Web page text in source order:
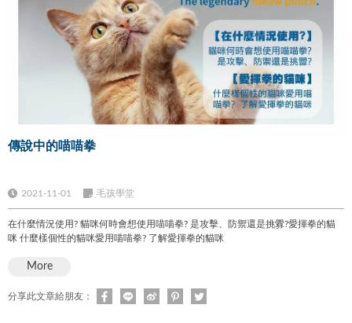
傳說中的喵喵拳
2021-11-01 毛孩學堂
在什麼情況使用? 貓咪何時會想使用喵喵拳? 是攻擊、防禦還是挑釁?愛揮拳的貓
咪 什麼樣個性的貓咪愛用喵喵拳? 了解愛揮拳的貓咪
More
分享此文章給朋友：